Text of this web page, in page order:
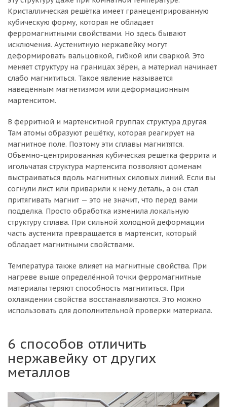
Кристаллическая решётка имеет гранецентрированную
кубическую форму, которая не обладает
ферромагнитными свойствами. Но здесь бывают
исключения. Аустенитную нержавейку могут
деформировать вальцовкой, гибкой или сваркой. Это
меняет структуру на границах зёрен, а материал начинает
слабо магнититься. Такое явление называется
наведённым магнетизмом или деформационным
мартенситом.
В ферритной и мартенситной группах структура другая.
Там атомы образуют решётку, которая реагирует на
магнитное поле. Поэтому эти сплавы магнитятся.
Объёмно-центрированная кубическая решётка феррита и
игольчатая структура мартенсита позволяют доменам
выстраиваться вдоль магнитных силовых линий. Если вы
согнули лист или приварили к нему деталь, а он стал
притягивать магнит — это не значит, что перед вами
подделка. Просто обработка изменила локальную
структуру сплава. При сильной холодной деформации
часть аустенита превращается в мартенсит, который
обладает магнитными свойствами.
Температура также влияет на магнитные свойства. При
нагреве выше определённой точки ферромагнитные
материалы теряют способность магнититься. При
охлаждении свойства восстанавливаются. Это можно
использовать для дополнительной проверки материала.
6 способов отличить
нержавейку от других
металлов